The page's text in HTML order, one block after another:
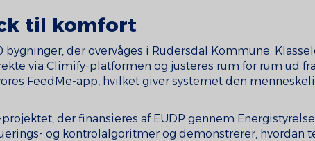
til komfort
der overvåges i Rudersdal Kommune.
via Climify-platformen og justeres rum for rum ud
FeedMe-app, hvilket giver systemet den
der finansieres af EUDP gennem
og kontrolalgoritmer og demonstrerer, hvordan